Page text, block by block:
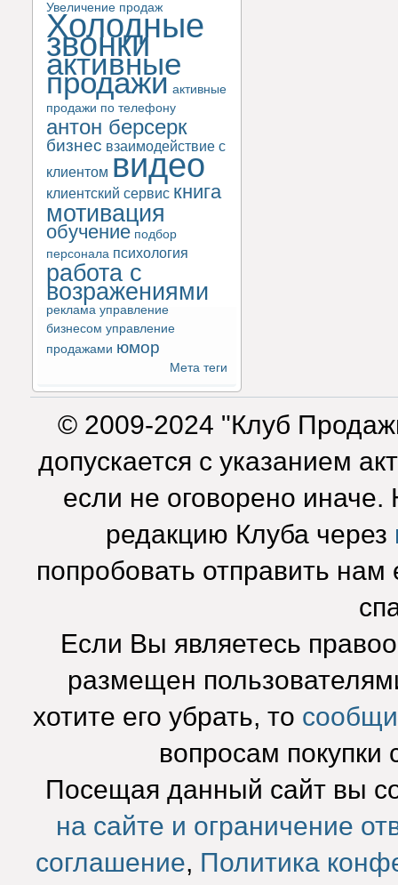
Увеличение продаж
Холодные
звонки
активные
продажи активные
продажи по телефону
антон берсерк
бизнес взаимодействие с
клиентом видео
клиентский сервис книга
мотивация
обучение подбор
персонала психология
работа с
возражениями
реклама управление
бизнесом управление
продажами юмор
Мета теги
© 2009-2024 "Клуб
допускается с указанием
если не оговорено
редакцию Клуба через
попробовать отправить нам
Если Вы являетесь
размещен
хотите его убрать, то
вопросам покупки
Посещая данный сайт вы
на сайте и ограничение
соглашение, Политика